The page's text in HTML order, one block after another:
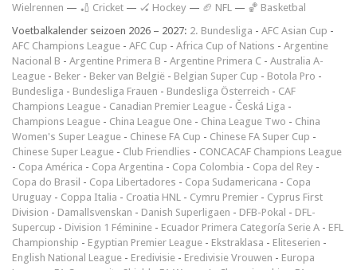
Wielrennen — 🏏 Cricket — 🏑 Hockey — 🏈 NFL — 🏀 Basketbal
Voetbalkalender seizoen 2026 – 2027: 2. Bundesliga - AFC Asian Cup -
AFC Champions League - AFC Cup - Africa Cup of Nations - Argentine
Nacional B - Argentine Primera B - Argentine Primera C - Australia A-
League - Beker - Beker van België - Belgian Super Cup - Botola Pro -
Bundesliga - Bundesliga Frauen - Bundesliga Österreich - CAF
Champions League - Canadian Premier League - Česká Liga -
Champions League - China League One - China League Two - China
Women's Super League - Chinese FA Cup - Chinese FA Super Cup -
Chinese Super League - Club Friendlies - CONCACAF Champions League
- Copa América - Copa Argentina - Copa Colombia - Copa del Rey -
Copa do Brasil - Copa Libertadores - Copa Sudamericana - Copa
Uruguay - Coppa Italia - Croatia HNL - Cymru Premier - Cyprus First
Division - Damallsvenskan - Danish Superligaen - DFB-Pokal - DFL-
Supercup - Division 1 Féminine - Ecuador Primera Categoría Serie A - EFL
Championship - Egyptian Premier League - Ekstraklasa - Eliteserien -
English National League - Eredivisie - Eredivisie Vrouwen - Europa